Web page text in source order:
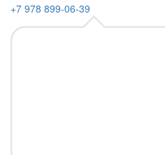
+7 978 899-06-39